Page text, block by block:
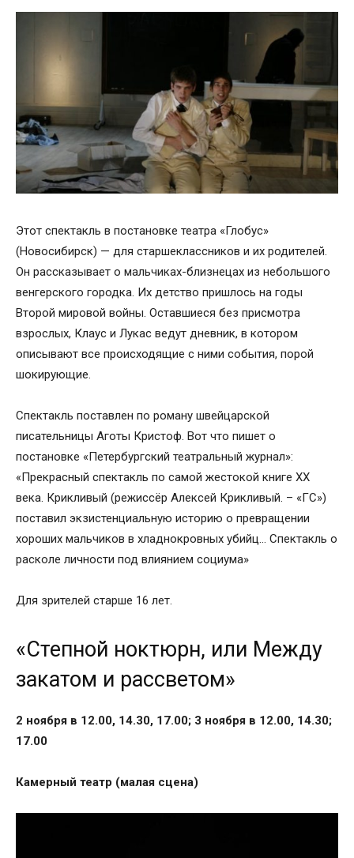
Этот спектакль в постановке театра «Глобус»
(Новосибирск) — для старшеклассников и их родителей.
Он рассказывает о мальчиках-близнецах из небольшого
венгерского городка. Их детство пришлось на годы
Второй мировой войны. Оставшиеся без присмотра
взрослых, Клаус и Лукас ведут дневник, в котором
описывают все происходящие с ними события, порой
шокирующие.
Спектакль поставлен по роману швейцарской
писательницы Аготы Кристоф. Вот что пишет о
постановке «Петербургский театральный журнал»:
«Прекрасный спектакль по самой жестокой книге ХХ
века. Крикливый (режиссёр Алексей Крикливый. – «ГС»)
поставил экзистенциальную историю о превращении
хороших мальчиков в хладнокровных убийц… Спектакль о
расколе личности под влиянием социума»
Для зрителей старше 16 лет.
«Степной ноктюрн, или Между
закатом и рассветом»
2 ноября в 12.00, 14.30, 17.00; 3 ноября в 12.00, 14.30;
17.00
Камерный театр (малая сцена)